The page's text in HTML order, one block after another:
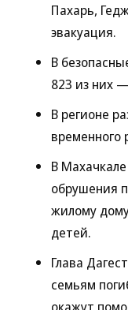
Пахарь,
эвакуация.
В
823 из них
В регионе
временного
В
обрушения
жилому
детей.
Глава
семьям